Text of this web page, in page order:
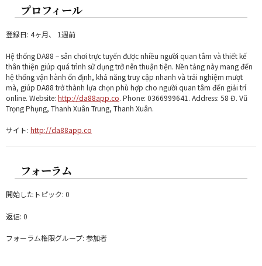
プロフィール
登録日: 4ヶ月、 1週前
Hệ thống DA88 – sân chơi trực tuyến được nhiều người quan tâm và thiết kế
thân thiện giúp quá trình sử dụng trở nên thuận tiện. Nền tảng này mang đến
hệ thống vận hành ổn định, khả năng truy cập nhanh và trải nghiệm mượt
mà, giúp DA88 trở thành lựa chọn phù hợp cho người quan tâm đến giải trí
online. Website: http://da88app.co. Phone: 0366999641. Address: 58 Đ. Vũ
Trọng Phụng, Thanh Xuân Trung, Thanh Xuân.
サイト: http://da88app.co
フォーラム
開始したトピック: 0
返信: 0
フォーラム権限グループ: 参加者